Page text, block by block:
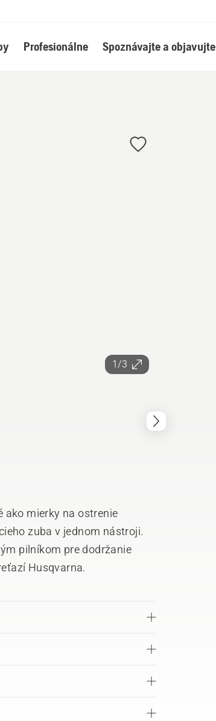
Profesionálne Spoznávajte a objavujte
1/3
ako mierky na ostrenie
zuba v jednom nástroji.
pilníkom pre dodržanie
Husqvarna.